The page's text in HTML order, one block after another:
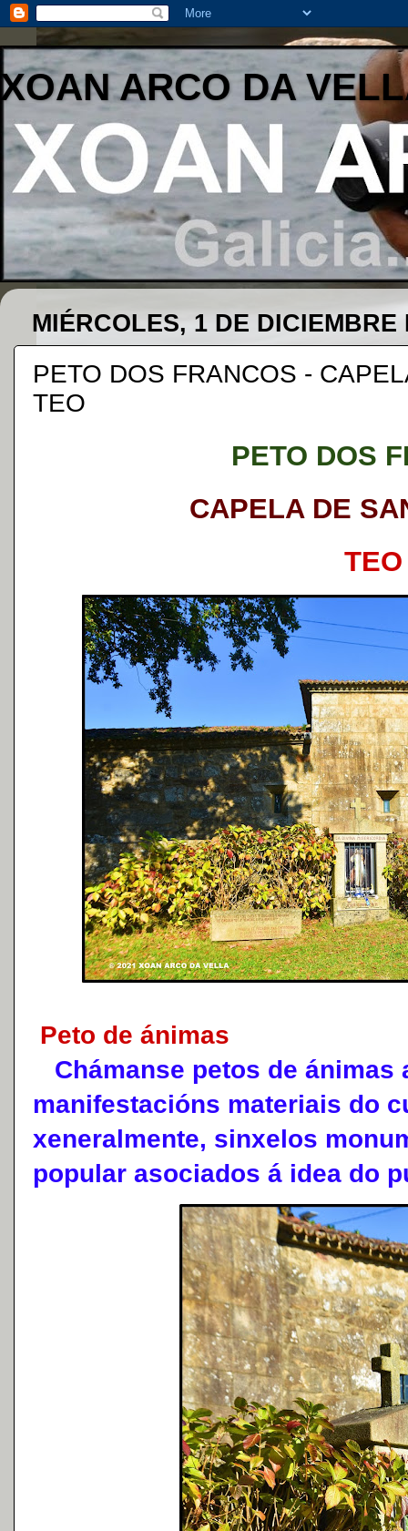
XOAN ARCO DA
MIÉRCOLES, 1 DE DICIEMBRE
PETO DOS FRANCOS -
TEO
PETO DOS
CAPELA DE
TEO
Peto de ánimas
Chámanse petos de ánimas
manifestacións materiais do
xeneralmente, sinxelos
popular asociados á idea do